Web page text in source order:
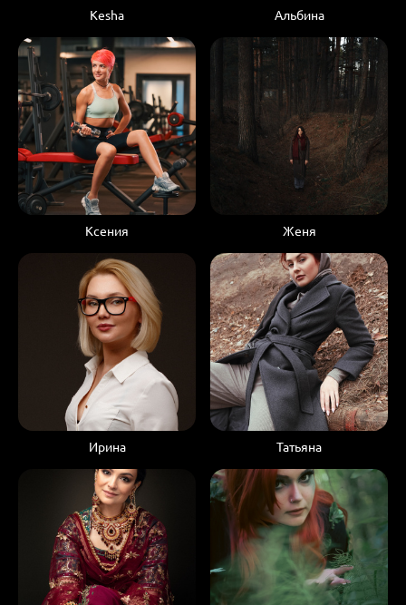
Kesha Альбина
Ксения Женя
Ирина Татьяна